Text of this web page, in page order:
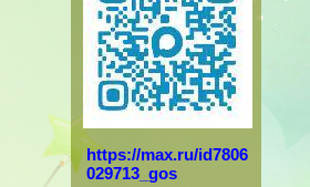
https://max.ru/id7806
029713_gos